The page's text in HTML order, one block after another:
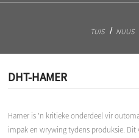
TUIS NUUS
DHT-HAMER
Hamer is 'n kritieke onderdeel vir
impak en wrywing tydens produksie. Dit